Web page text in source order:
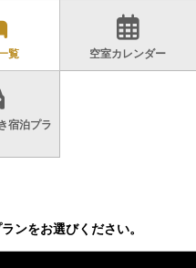
覧 空室カレンダー
宿泊プラ
ンをお選びください。